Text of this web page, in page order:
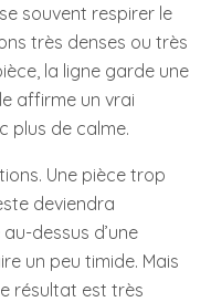
souvent respirer le
très denses ou très
la ligne garde une
affirme un vrai
plus de calme.
Une pièce trop
deviendra
dessus d’une
un peu timide. Mais
résultat est très